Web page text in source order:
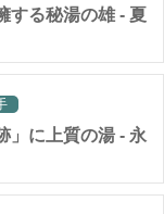
する秘湯の雄 - 夏
」に上質の湯 - 永